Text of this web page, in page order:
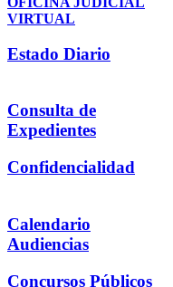
VIRTUAL
Estado Diario
Consulta de
Expedientes
Confidencialidad
Calendario
Audiencias
Concursos Públicos